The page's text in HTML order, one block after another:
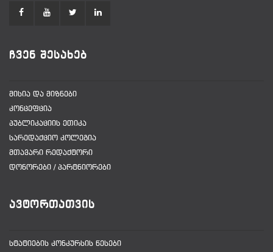
ᲩᲕᲔᲜ ᲨᲔᲡᲐᲮᲔᲑ
ᲛᲘᲡᲘᲐ ᲓᲐ ᲛᲘᲖᲜᲔᲑᲘ
ᲙᲝᲜᲪᲔᲤᲪᲘᲐ
ᲞᲣᲑᲚᲘᲙᲐᲪᲘᲘᲡ ᲔᲗᲘᲙᲐ
ᲡᲐᲠᲔᲓᲐᲥᲪᲘᲝ ᲙᲝᲚᲔᲒᲘᲐ
ᲛᲗᲐᲕᲐᲠᲘ ᲠᲔᲓᲐᲥᲢᲝᲠᲘ
ᲓᲝᲜᲝᲠᲔᲑᲘ / ᲞᲐᲠᲢᲜᲘᲝᲠᲔᲑᲘ
ᲐᲕᲢᲝᲠᲗᲐᲗᲕᲘᲡ
ᲡᲢᲐᲢᲘᲔᲑᲘᲡ ᲙᲝᲜᲙᲣᲠᲡᲘᲡ ᲬᲔᲡᲔᲑᲘ